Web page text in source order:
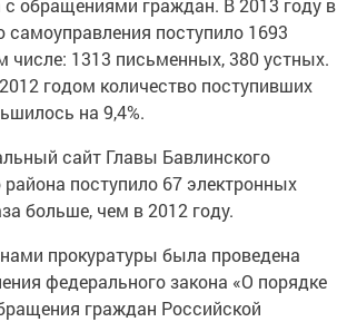
с обращениями граждан. В 2013 году в
самоуправления поступило 1693
числе: 1313 письменных, 380 устных.
годом количество поступивших
на 9,4%.
сайт Главы Бавлинского
поступило 67 электронных
больше, чем в 2012 году.
прокуратуры была проведена
федерального закона «О порядке
граждан Российской